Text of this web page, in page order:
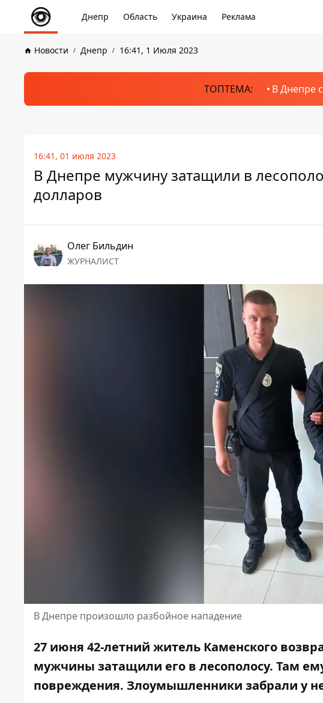
Днепр Область Украина Реклама
Новости Днепр 16:41, 1 Июля 2023
ТОПТЕМА: В Днепре
16:41, 01 июля 2023
В Днепре мужчину затащили в
долларов
Олег Бильдин
ЖУРНАЛИСТ
В Днепре произошло разбойное нападение
27 июня 42-летний житель Каменского
мужчины затащили его в лесополосу. Там
повреждения. Злоумышленники забрали у